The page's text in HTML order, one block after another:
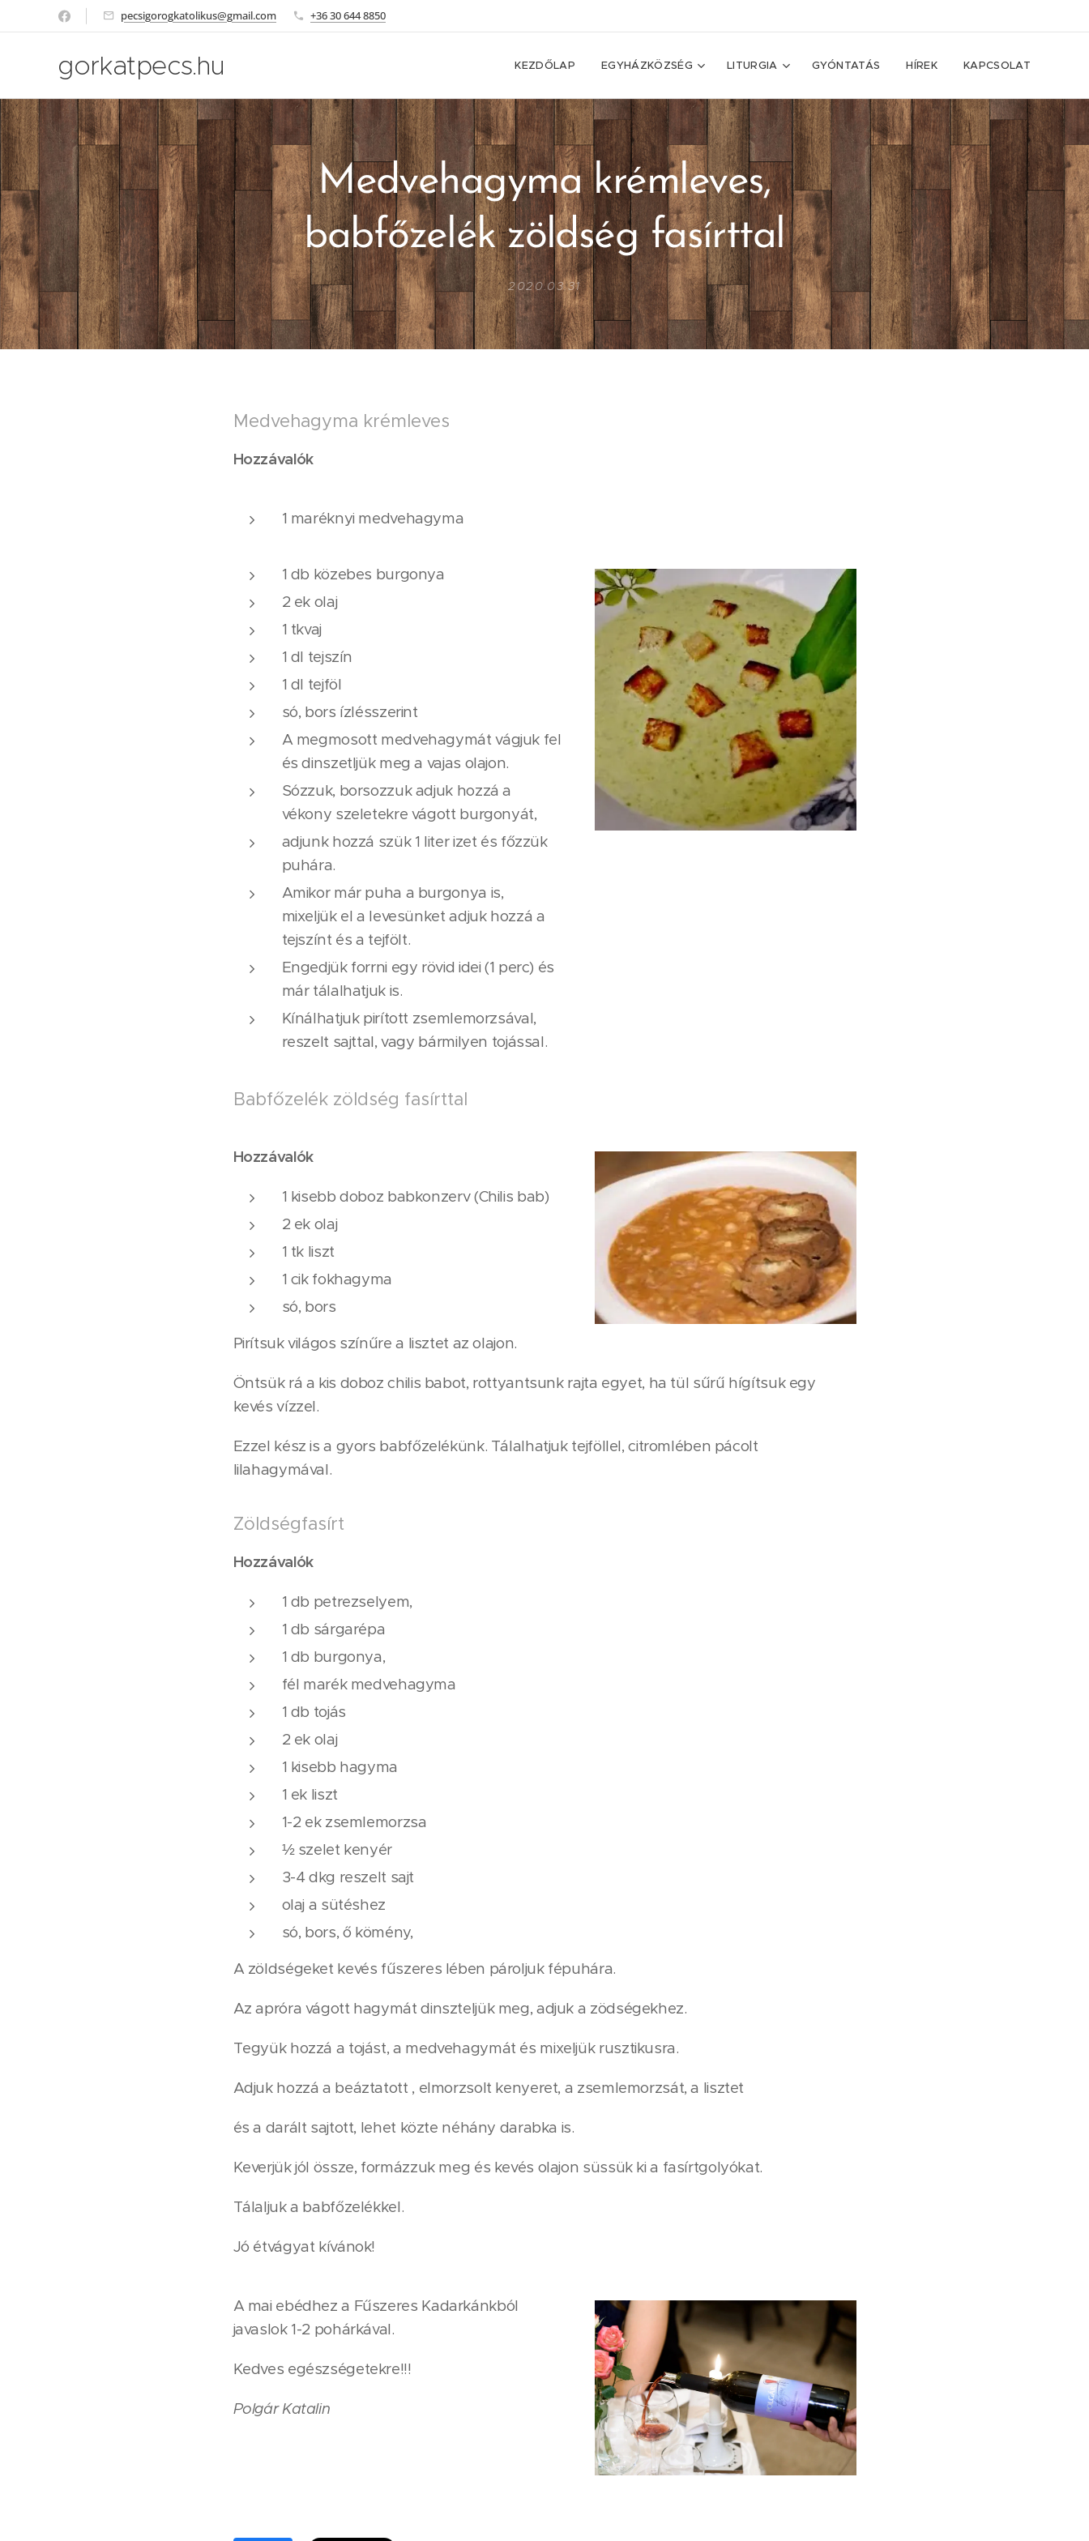
pecsigorogkatolikus@gmail.com +36 30 644 8850
gorkatpecs.hu KEZDŐLAP EGYHÁZKÖZSÉG LITURGIA GYÓNTATÁS HÍREK KAPCSOLAT
Medvehagyma krémleves,
babfőzelék zöldség fasírttal
2020.03.31
Medvehagyma krémleves
Hozzávalók
1 maréknyi medvehagyma
1 db közebes burgonya
2 ek olaj
1 tkvaj
1 dl tejszín
1 dl tejföl
só, bors ízlésszerint
A megmosott medvehagymát vágjuk fel
és dinszetljük meg a vajas olajon.
Sózzuk, borsozzuk adjuk hozzá a
vékony szeletekre vágott burgonyát,
adjunk hozzá szük 1 liter izet és főzzük
puhára.
Amikor már puha a burgonya is,
mixeljük el a levesünket adjuk hozzá a
tejszínt és a tejfölt.
Engedjük forrni egy rövid idei (1 perc) és
már tálalhatjuk is.
Kínálhatjuk pirított zsemlemorzsával,
reszelt sajttal, vagy bármilyen tojással.
Babfőzelék zöldség fasírttal
Hozzávalók
1 kisebb doboz babkonzerv (Chilis bab)
2 ek olaj
1 tk liszt
1 cik fokhagyma
só, bors
Pirítsuk világos színűre a lisztet az olajon.
Öntsük rá a kis doboz chilis babot, rottyantsunk rajta egyet, ha tül sűrű hígítsuk egy
kevés vízzel.
Ezzel kész is a gyors babfőzelékünk. Tálalhatjuk tejföllel, citromlében pácolt
lilahagymával.
Zöldségfasírt
Hozzávalók
1 db petrezselyem,
1 db sárgarépa
1 db burgonya,
fél marék medvehagyma
1 db tojás
2 ek olaj
1 kisebb hagyma
1 ek liszt
1-2 ek zsemlemorzsa
½ szelet kenyér
3-4 dkg reszelt sajt
olaj a sütéshez
só, bors, ő kömény,
A zöldségeket kevés fűszeres lében pároljuk fépuhára.
Az apróra vágott hagymát dinszteljük meg, adjuk a zödségekhez.
Tegyük hozzá a tojást, a medvehagymát és mixeljük rusztikusra.
Adjuk hozzá a beáztatott , elmorzsolt kenyeret, a zsemlemorzsát, a lisztet
és a darált sajtott, lehet közte néhány darabka is.
Keverjük jól össze, formázzuk meg és kevés olajon süssük ki a fasírtgolyókat.
Tálaljuk a babfőzelékkel.
Jó étvágyat kívánok!
A mai ebédhez a Fűszeres Kadarkánkból
javaslok 1-2 pohárkával.
Kedves egészségetekre!!!
Polgár Katalin